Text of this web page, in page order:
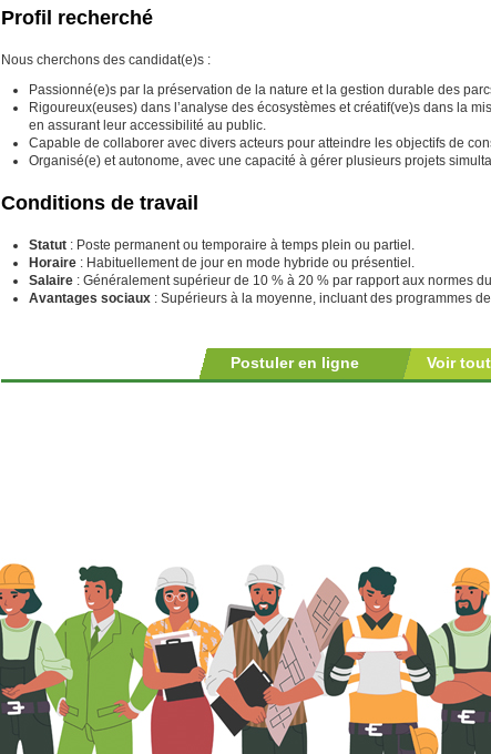
Profil recherché
Nous cherchons des candidat(e)s :
Passionné(e)s par la préservation de la nature et la gestion durable des
Rigoureux(euses) dans l’analyse des écosystèmes et créatif(ve)s dans la
en assurant leur accessibilité au public.
Capable de collaborer avec divers acteurs pour atteindre les objectifs de
Organisé(e) et autonome, avec une capacité à gérer plusieurs projets
Conditions de travail
Statut : Poste permanent ou temporaire à temps plein ou partiel.
Horaire : Habituellement de jour en mode hybride ou présentiel.
Salaire : Généralement supérieur de 10 % à 20 % par rapport aux normes
Avantages sociaux : Supérieurs à la moyenne, incluant des programmes
Voir
Postuler en ligne